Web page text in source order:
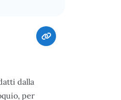
dalla
per